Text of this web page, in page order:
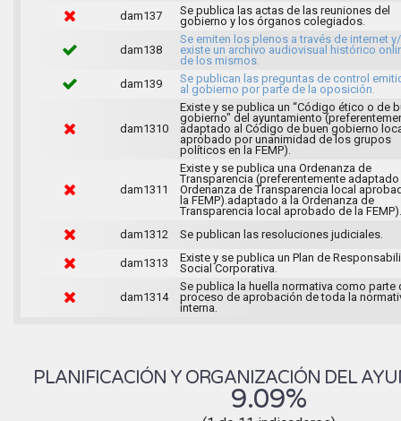
dam137
Se publica las actas de las reuniones del
gobierno y los órganos colegiados.
dam138
Se emiten los plenos a través de internet
existe un archivo audiovisual histórico
de los mismos.
dam139
Se publican las preguntas de control
al gobierno por parte de la oposición.
dam1310
Existe y se publica un “Código ético o de
gobierno" del ayuntamiento
adaptado al Código de buen gobierno
aprobado por unanimidad de los grupos
políticos en la FEMP).
dam1311
Existe y se publica una Ordenanza de
Transparencia (preferentemente adaptado
Ordenanza de Transparencia local
la FEMP).adaptado a la Ordenanza de
Transparencia local aprobado de la FEMP).
dam1312
Se publican las resoluciones judiciales.
dam1313
Existe y se publica un Plan de
Social Corporativa.
dam1314
Se publica la huella normativa como parte
proceso de aprobación de toda la
interna.
PLANIFICACIÓN Y ORGANIZACIÓN DEL
9.09%